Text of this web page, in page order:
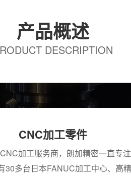
产品概述
DESCRIPTION
CNC加工零件
加工服务商，朗加精密一直专
30多台日本FANUC加工中心、高